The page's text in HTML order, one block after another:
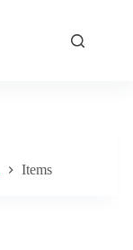
Items